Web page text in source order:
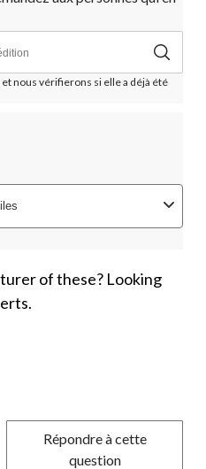
nous vérifierons si elle a déjà été
of these? Looking
Répondre à cette
question